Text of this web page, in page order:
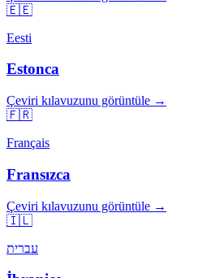
🇪🇪
Eesti
Estonca
Çeviri kılavuzunu görüntüle →
🇫🇷
Français
Fransızca
Çeviri kılavuzunu görüntüle →
🇮🇱
עברית